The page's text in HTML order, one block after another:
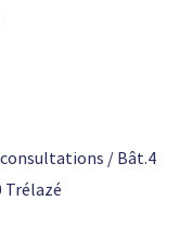
/ Bât.4
Trélazé